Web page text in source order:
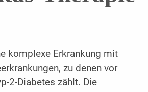
komplexe Erkrankung mit
zu denen vor
2-Diabetes zählt. Die